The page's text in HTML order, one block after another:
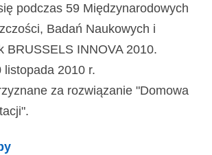
podczas 59 Międzynarodowych
Badań Naukowych i
BRUSSELS INNOVA 2010.
listopada 2010 r.
za rozwiązanie "Domowa